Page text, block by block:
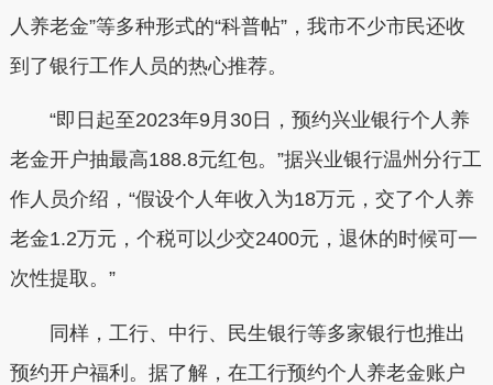
人养老金”等多种形式的“科普帖”，我市不少市民还收
到了银行工作人员的热心推荐。
“即日起至2023年9月30日，预约兴业银行个人养
老金开户抽最高188.8元红包。”据兴业银行温州分行工
作人员介绍，“假设个人年收入为18万元，交了个人养
老金1.2万元，个税可以少交2400元，退休的时候可一
次性提取。”
同样，工行、中行、民生银行等多家银行也推出
预约开户福利。据了解，在工行预约个人养老金账户